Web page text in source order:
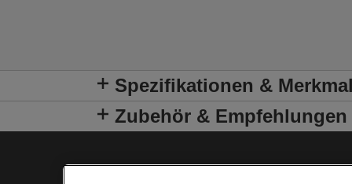
Spezifikationen &
Zubehör & Empfehlungen